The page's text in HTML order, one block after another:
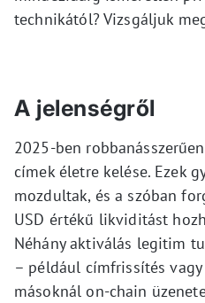
technikától? Vizsgáljuk
A jelenségről
2025-ben
címek életre kelése. Ezek
mozdultak, és a szóban
USD értékű likviditást
Néhány aktiválás legitim
– például címfrissítés
másoknál on-chain